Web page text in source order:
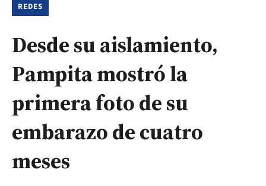
REDES
Desde su aislamiento,
Pampita mostró la
primera foto de su
embarazo de cuatro
meses